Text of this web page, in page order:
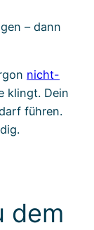
– dann
nicht-
klingt. Dein
führen.
dem